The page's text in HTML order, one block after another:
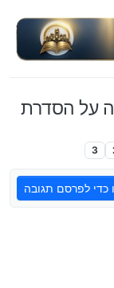
על הסדרת
3
כדי לפרסם תגובה